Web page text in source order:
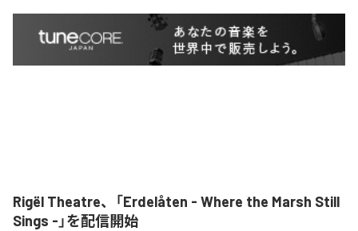
Rigël Theatre、「Erdelåten - Where the Marsh Still
Sings -」を配信開始